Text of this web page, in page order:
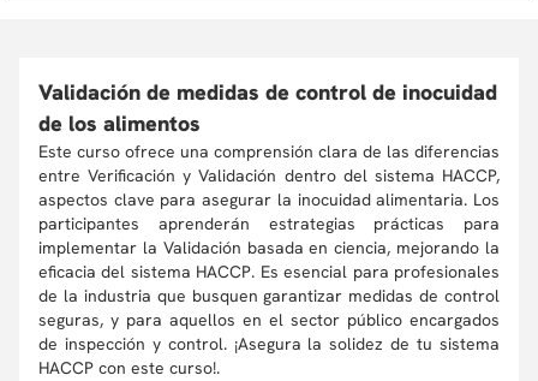
Validación de medidas de control de inocuidad
de los alimentos
Este curso ofrece una comprensión clara de las diferencias
entre Verificación y Validación dentro del sistema HACCP,
aspectos clave para asegurar la inocuidad alimentaria. Los
participantes aprenderán estrategias prácticas para
implementar la Validación basada en ciencia, mejorando la
eficacia del sistema HACCP. Es esencial para profesionales
de la industria que busquen garantizar medidas de control
seguras, y para aquellos en el sector público encargados
de inspección y control. ¡Asegura la solidez de tu sistema
HACCP con este curso!.